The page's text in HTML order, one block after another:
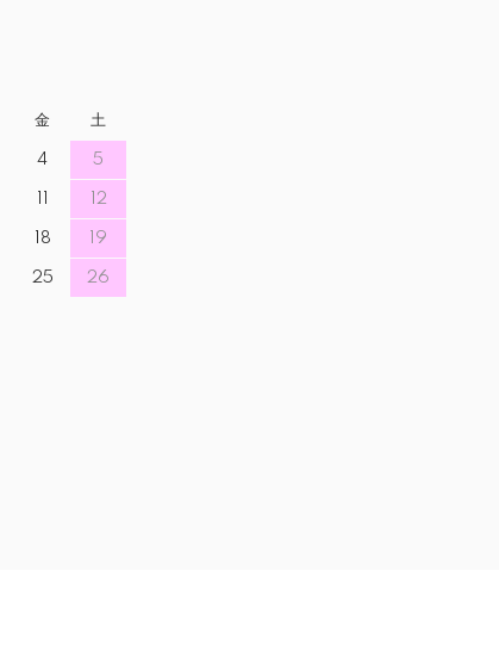
金 土
4 5
12
18 19
25 26